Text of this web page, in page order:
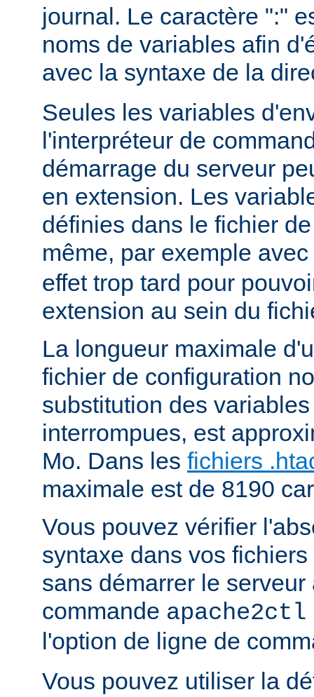
journal. Le caractère ":"
noms de variables afin
avec la syntaxe de la
Seules les variables
l'interpréteur de
démarrage du serveur
en extension. Les
définies dans le fichier
même, par exemple avec
effet trop tard pour
extension au sein du
La longueur maximale
fichier de configuration
substitution des
interrompues, est
Mo. Dans les fichiers
maximale est de 8190
Vous pouvez vérifier
syntaxe dans vos
sans démarrer le
commande
l'option de ligne de
Vous pouvez utiliser la